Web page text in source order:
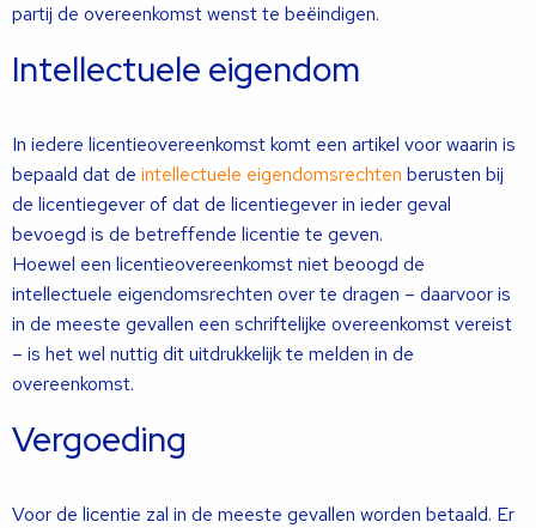
partij de overeenkomst wenst te beëindigen.
Intellectuele eigendom
In iedere licentieovereenkomst komt een artikel voor waarin is
bepaald dat de intellectuele eigendomsrechten berusten bij
de licentiegever of dat de licentiegever in ieder geval
bevoegd is de betreffende licentie te geven.
Hoewel een licentieovereenkomst niet beoogd de
intellectuele eigendomsrechten over te dragen – daarvoor is
in de meeste gevallen een schriftelijke overeenkomst vereist
– is het wel nuttig dit uitdrukkelijk te melden in de
overeenkomst.
Vergoeding
Voor de licentie zal in de meeste gevallen worden betaald. Er